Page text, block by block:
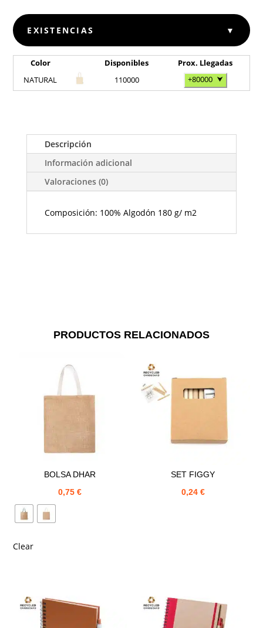
EXISTENCIAS ▼
Color Disponibles
Prox. Llegadas
NATURAL
110000 +80000 ⮟
Descripción
Información adicional
Valoraciones (0)
Composición: 100% Algodón 180 g/ m2
PRODUCTOS RELACIONADOS
BOLSA DHAR
0,75€
Clear
SET FIGGY
0,24 €